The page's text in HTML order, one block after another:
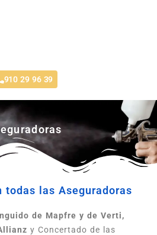
910 29 96 39
todas las Aseguradoras
de Mapfre y de Verti,
y Concertado de las